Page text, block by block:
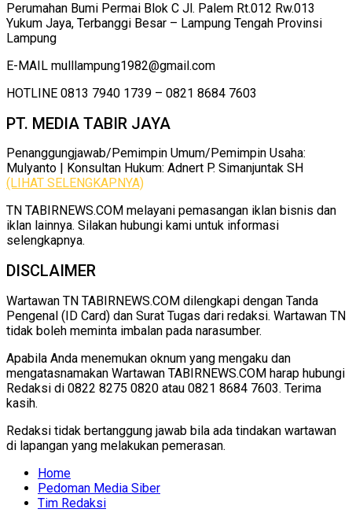
Perumahan Bumi Permai Blok C Jl. Palem Rt.012 Rw.013
Yukum Jaya, Terbanggi Besar – Lampung Tengah Provinsi
Lampung
E-MAIL mulllampung1982@gmail.com
HOTLINE 0813 7940 1739 – 0821 8684 7603
PT. MEDIA TABIR JAYA
Penanggungjawab/Pemimpin Umum/Pemimpin Usaha:
Mulyanto | Konsultan Hukum: Adnert P. Simanjuntak SH
(LIHAT SELENGKAPNYA)
TN TABIRNEWS.COM melayani pemasangan iklan bisnis dan
iklan lainnya. Silakan hubungi kami untuk informasi
selengkapnya.
DISCLAIMER
Wartawan TN TABIRNEWS.COM dilengkapi dengan Tanda
Pengenal (ID Card) dan Surat Tugas dari redaksi. Wartawan TN
tidak boleh meminta imbalan pada narasumber.
Apabila Anda menemukan oknum yang mengaku dan
mengatasnamakan Wartawan TABIRNEWS.COM harap hubungi
Redaksi di 0822 8275 0820 atau 0821 8684 7603. Terima
kasih.
Redaksi tidak bertanggung jawab bila ada tindakan wartawan
di lapangan yang melakukan pemerasan.
Home
Pedoman Media Siber
Tim Redaksi